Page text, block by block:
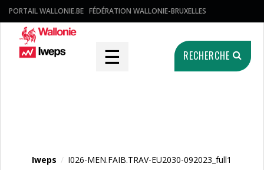
PORTAIL WALLONIE.BE FÉDÉRATION WALLONIE-BRUXELLES
☰ RECHERCHE
Iweps / I026-MEN.FAIB.TRAV-EU2030-092023_full1